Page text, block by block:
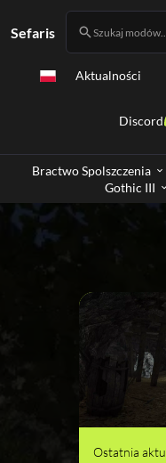
Sefaris Szukaj modów...
Aktualności
Discord
Bractwo Spolszczenia
Gothic III
Ostatnia